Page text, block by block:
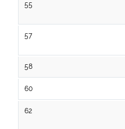
55
57
58
60
62